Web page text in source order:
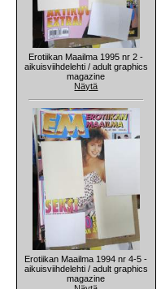
Erotiikan Maailma 1995 nr 2 -
aikuisviihdelehti / adult graphics
magazine
Näytä
Erotiikan Maailma 1994 nr 4-5 -
aikuisviihdelehti / adult graphics
magazine